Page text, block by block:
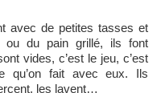
avec de petites tasses et
ou du pain grillé, ils font
vides, c’est le jeu, c’est
qu’on fait avec eux. Ils
les lavent…